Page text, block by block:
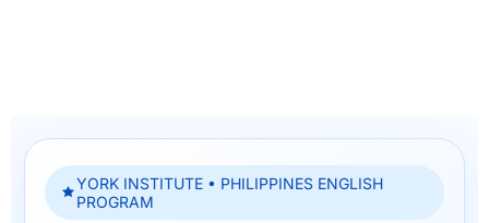
YORK INSTITUTE • PHILIPPINES ENGLISH
PROGRAM